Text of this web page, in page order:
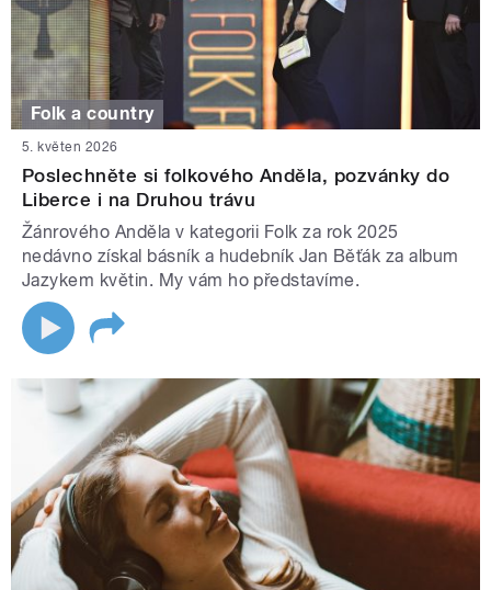
Folk a country
5. květen 2026
Poslechněte si folkového Anděla, pozvánky do
Liberce i na Druhou trávu
Žánrového Anděla v kategorii Folk za rok 2025
nedávno získal básník a hudebník Jan Běťák za album
Jazykem květin. My vám ho představíme.